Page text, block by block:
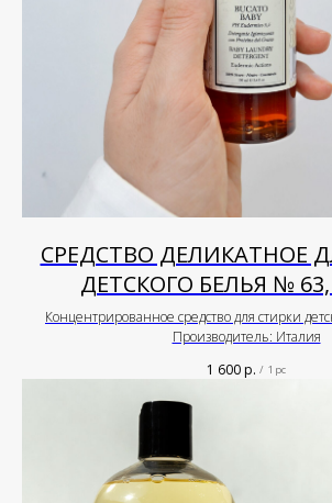
СРЕДСТВО ДЕЛИКАТНОЕ
ДЕТСКОГО БЕЛЬЯ №
Концентрированное средство для стирки
Производитель: Италия
1 600р. / 1 pc